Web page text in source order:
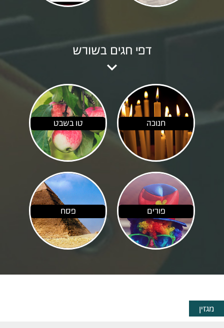
דפי חגים בשורש

חנוכה טו בשבט
פורים פסח
מגזין